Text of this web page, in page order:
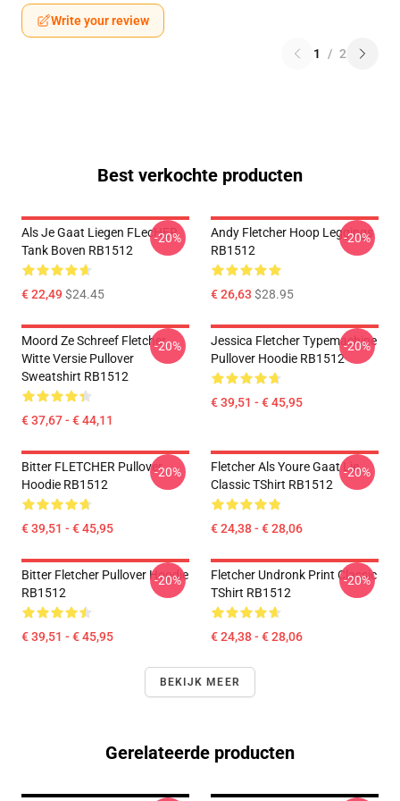
Write your review
1 / 2
Best verkochte producten
Als Je Gaat Liegen FLecHER
Tank Boven RB1512
€ 22,49$24.45
-20%
Andy Fletcher Hoop Leggings
RB1512
€ 26,63 $28.95
-20%
Moord Ze Schreef Fletcher
Witte Versie Pullover
Sweatshirt RB1512
€ 37,67 - € 44,11
-20%
Jessica Fletcher Typemachine
Pullover Hoodie RB1512
€ 39,51 - € 45,95
-20%
Bitter FLETCHER Pullover
Hoodie RB1512
€ 39,51 - € 45,95
-20%
Fletcher Als Youre Gaat Lie
Classic TShirt RB1512
€ 24,38 - € 28,06
-20%
Bitter Fletcher Pullover Hoodie
RB1512
€ 39,51 - € 45,95
-20%
Fletcher Undronk Print Classic
TShirt RB1512
€ 24,38 - € 28,06
-20%
BEKIJK MEER
Gerelateerde producten